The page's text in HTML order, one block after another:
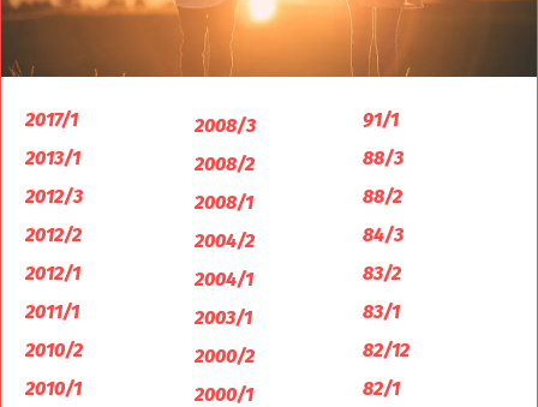
2017/1
2013/1
2012/3
2012/2
2012/1
2011/1
2010/2
2010/1
2008/3
2008/2
2008/1
2004/2
2004/1
2003/1
2000/2
2000/1
91/1
88/3
88/2
84/3
83/2
83/1
82/12
82/1